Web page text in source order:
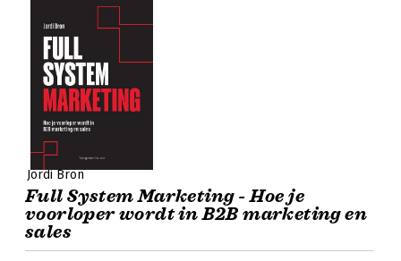
Jordi Bron
Full System Marketing - Hoe je
voorloper wordt in B2B marketing en
sales